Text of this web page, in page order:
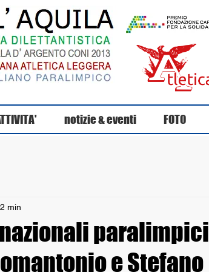
notizie & eventi FOTO
paralimpici
e Stefano
min